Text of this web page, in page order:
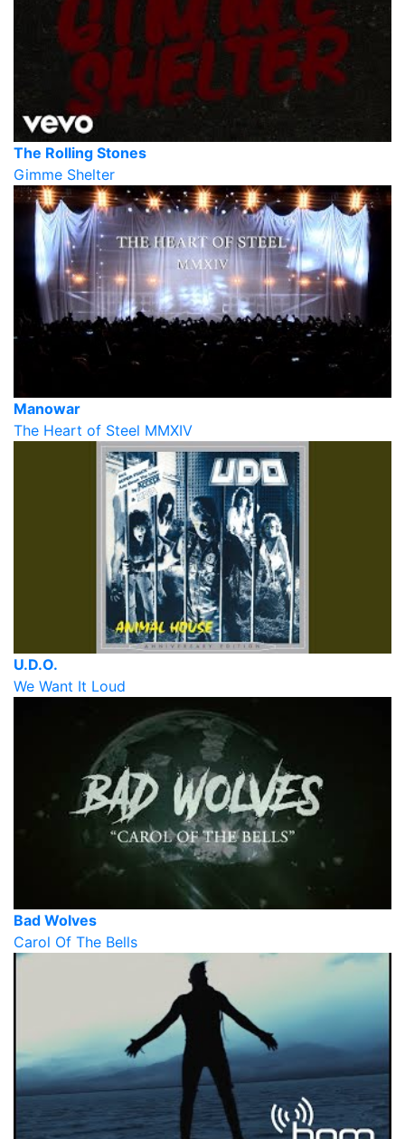
The Rolling Stones
Gimme Shelter
Manowar
The Heart of Steel MMXIV
U.D.O.
We Want It Loud
Bad Wolves
Carol Of The Bells